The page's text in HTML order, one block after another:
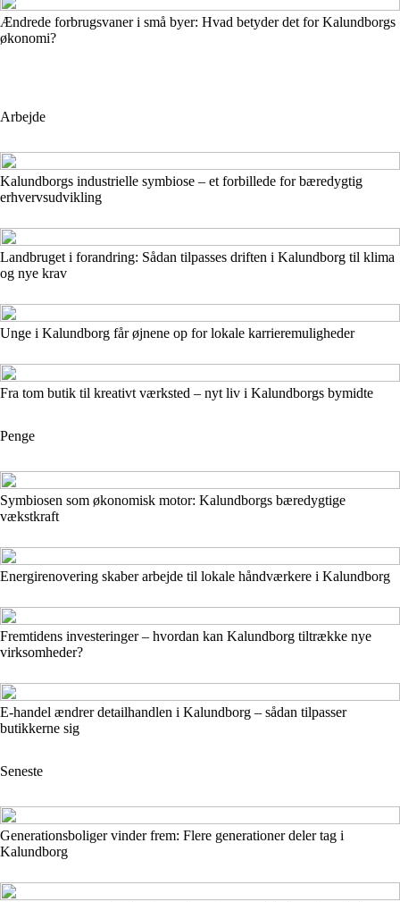
Ændrede forbrugsvaner i små byer: Hvad betyder det for Kalundborgs
økonomi?
Arbejde
Kalundborgs industrielle symbiose – et forbillede for bæredygtig
erhvervsudvikling
Landbruget i forandring: Sådan tilpasses driften i Kalundborg til klima
og nye krav
Unge i Kalundborg får øjnene op for lokale karrieremuligheder
Fra tom butik til kreativt værksted – nyt liv i Kalundborgs bymidte
Penge
Symbiosen som økonomisk motor: Kalundborgs bæredygtige
vækstkraft
Energirenovering skaber arbejde til lokale håndværkere i Kalundborg
Fremtidens investeringer – hvordan kan Kalundborg tiltrække nye
virksomheder?
E-handel ændrer detailhandlen i Kalundborg – sådan tilpasser
butikkerne sig
Seneste
Generationsboliger vinder frem: Flere generationer deler tag i
Kalundborg